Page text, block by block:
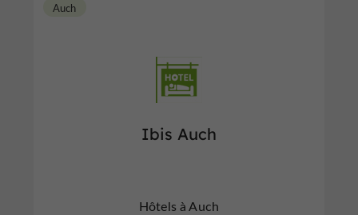
Ibis Auch
Auch
Hôtels à Auch